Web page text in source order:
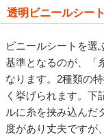
透明ビニールシー
ビニールシートを選
基準となるのが、「
なります。2種類の
く挙げられます。下
ルに糸を挟み込んだ
度があり丈夫ですが